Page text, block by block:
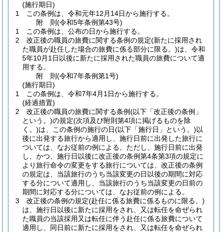
(施行期日)
1
この条例は、令和元年12月14日から施行する。
附 則(令和5年条例第43号)
1
この条例は、公布の日から施行する。
2
改正後の職員の旅費に関する条例の規定(新たに採用され
た職員が赴任した場合の旅費に係る部分に限る。)は、令和
5年10月1日以後に新たに採用された職員の旅費について適
用する。
附 則(令和7年条例第1号)
(施行期日)
1
この条例は、令和7年4月1日から施行する。
(経過措置)
2
改正後の職員の旅費に関する条例(以下「改正後の条例」
という。)の規定(次項及び附則第4項に掲げるものを除
く。)は、この条例の施行の日(以下「施行日」という。)以
後に出発する旅行から適用し、施行日前に出発した旅行に
ついては、なお従前の例による。 ただし、施行日前に出発
し、かつ、施行日以後に改正後の条例第4条第3項の規定に
より旅行命令の変更をする旅行については、改正後の条例
の規定は、当該旅行のうち当該変更の日以後の期間に対応
する分について適用し、当該旅行のうち当該変更の日前の
期間に対応する分については、なお従前の例による。
3
改正後の条例の規定(赴任に係る旅費に係るものに限る。)
は、施行日以後に新たに採用をされ、又は転任を命ぜられ
た職員の当該採用又は転任に伴う赴任に係る旅費について
適用し、同日前に新たに採用をされ、又は転任を命ぜられ